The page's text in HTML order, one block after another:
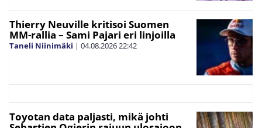
Thierry Neuville kritisoi Suomen
MM-rallia – Sami Pajari eri linjoilla
Taneli Niinimäki | 04.08.202622:42
Toyotan data paljasti, mikä johti